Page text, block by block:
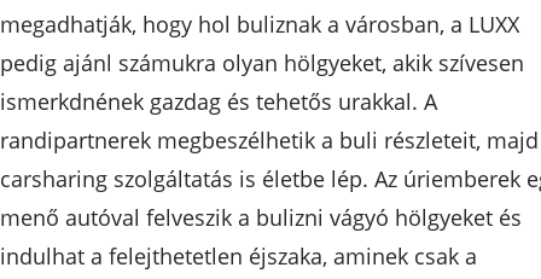
megadhatják, hogy hol buliznak a városban, a LUXX
pedig ajánl számukra olyan hölgyeket, akik szívesen
ismerkdnének gazdag és tehetős urakkal. A
randipartnerek megbeszélhetik a buli részleteit,
carsharing szolgáltatás is életbe lép. Az úriemberek
menő autóval felveszik a bulizni vágyó hölgyeket és
indulhat a felejthetetlen éjszaka, aminek csak a